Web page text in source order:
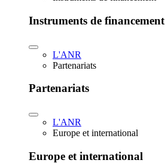
Instruments de financement
L'ANR
Partenariats
Partenariats
L'ANR
Europe et international
Europe et international